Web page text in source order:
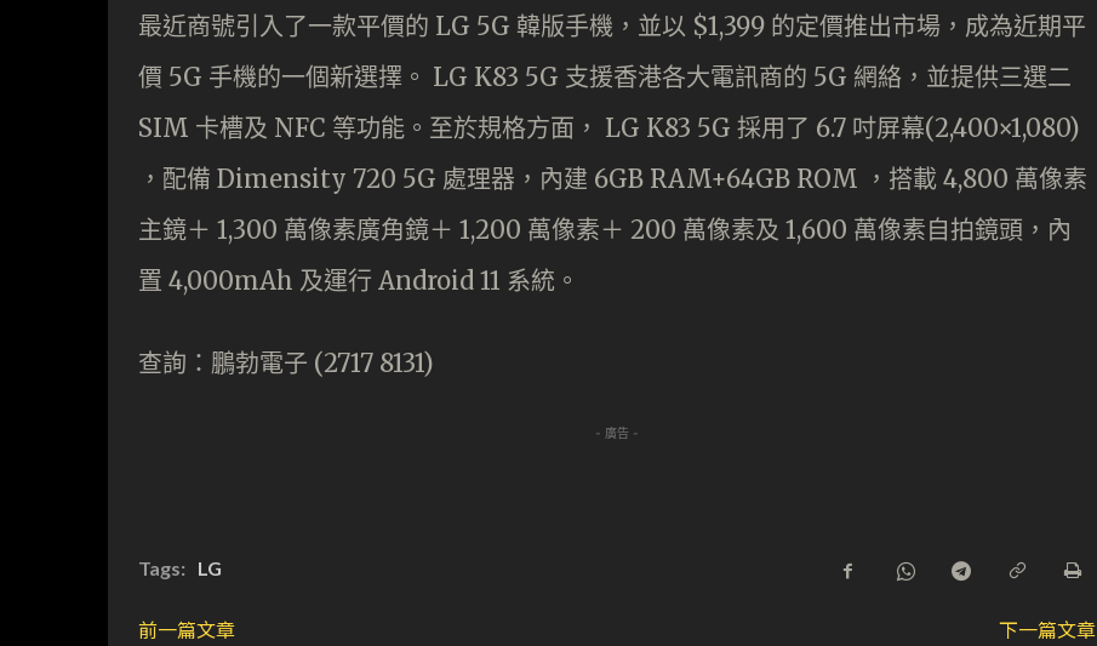
最近商號引入了一款平價的 LG 5G 韓版手機，並以 $1,399 的定價推出市場，成為近期平
價 5G 手機的一個新選擇。 LG K83 5G 支援香港各大電訊商的 5G 網絡，並提供三選二
SIM 卡槽及 NFC 等功能。至於規格方面， LG K83 5G 採用了 6.7 吋屏幕(2,400×1,080)
，配備 Dimensity 720 5G 處理器，內建 6GB RAM+64GB ROM ，搭載 4,800 萬像素
主鏡＋ 1,300 萬像素廣角鏡＋ 1,200 萬像素＋ 200 萬像素及 1,600 萬像素自拍鏡頭，內
置 4,000mAh 及運行 Android 11 系統。
查詢：鵬勃電子 (2717 8131)
- 廣告 -
Tags: LG
前一篇文章
下一篇文章